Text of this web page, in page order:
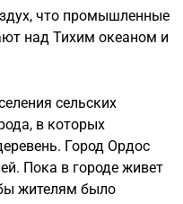
что промышленные
над Тихим океаном и
сельских
в которых
Город Ордос
Пока в городе живет
жителям было